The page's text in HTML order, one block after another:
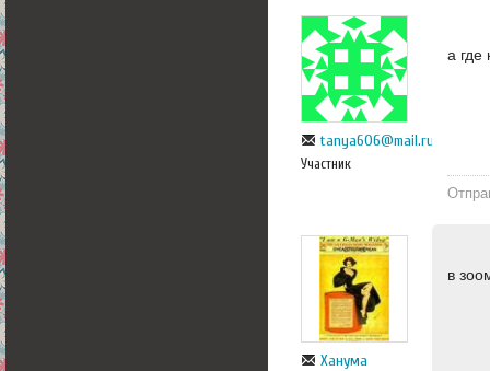
tanya606@mail.ru
Участник
а где
Ханума
в